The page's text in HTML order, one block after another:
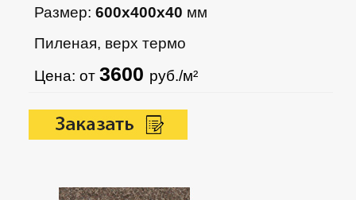
Размер:600х400х40 мм
Пиленая, верх термо
Цена: от3600 руб./м²